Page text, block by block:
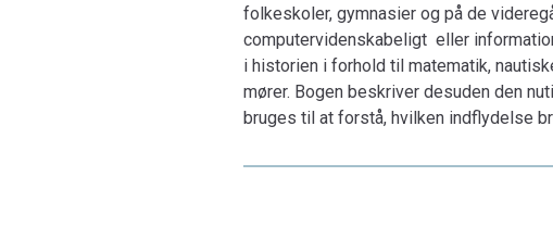
folkeskoler, gymnasier og på de
computer­viden­skabe­ligt eller
i historien i forhold til matematik,
mører. Bogen beskriver desuden den
bruges til at forstå, hvilken ind­fly­del­se